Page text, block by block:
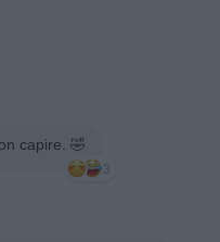
capire. 🤣
3